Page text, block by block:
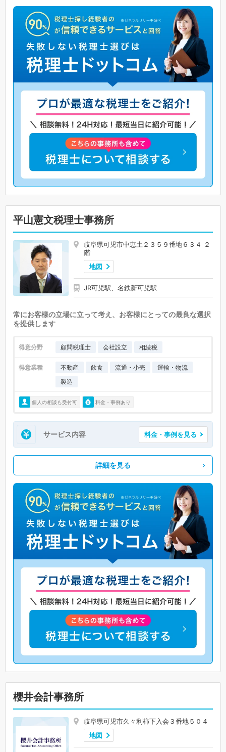
平山憲文税理士事務所
岐阜県可児市中恵土２３５９番地６３４ ２
階
地図
JR可児駅、名鉄新可児駅
常にお客様の立場に立って考え、お客様にとっての最良な選択
を提供します
得意分野 顧問税理士 会社設立 相続税
得意業種 不動産 飲食 流通・小売
運輸・物流
製造
個人の相談も受付可 料金・事例あり
サービス内容 料金・事例を見る
詳細を見る
櫻井会計事務所
岐阜県可児市久々利柿下入会３番地５０４
地図